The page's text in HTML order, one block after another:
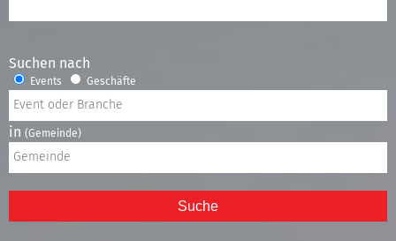
Suchen nach
Events Geschäfte
in (Gemeinde)
Suche